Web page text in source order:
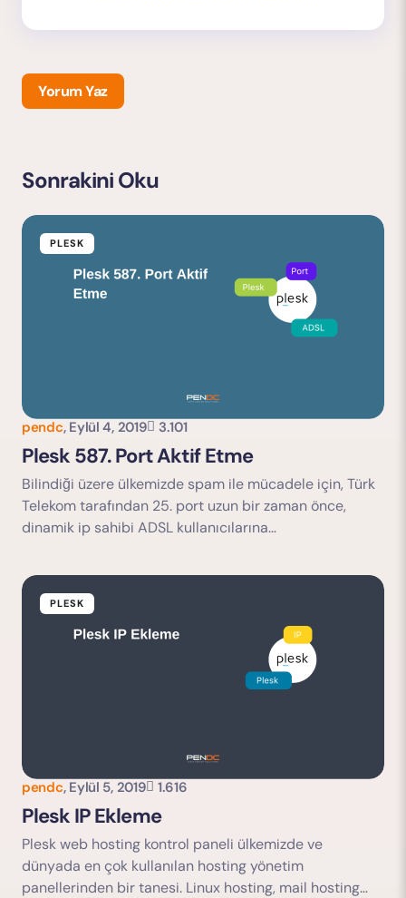
Yorum Yaz
E-posta adresiniz yayınlanmayacak.
Yorumu Gönder
Sonrakini Oku
PLESK
pendc, Eylül 4, 2019 3.101
Plesk 587. Port Aktif Etme
Bilindiği üzere ülkemizde spam ile mücadele için, Türk
Telekom tarafından 25. port uzun bir zaman önce,
dinamik ip sahibi ADSL kullanıcılarına…
PLESK
pendc, Eylül 5, 2019 1.616
Plesk IP Ekleme
Plesk web hosting kontrol paneli ülkemizde ve
dünyada en çok kullanılan hosting yönetim
panellerinden bir tanesi. Linux hosting, mail hosting…